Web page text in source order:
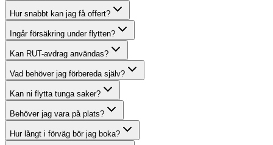
Hur snabbt kan jag få offert?
Ingår försäkring under flytten?
Kan RUT-avdrag användas?
Vad behöver jag förbereda själv?
Kan ni flytta tunga saker?
Behöver jag vara på plats?
Hur långt i förväg bör jag boka?